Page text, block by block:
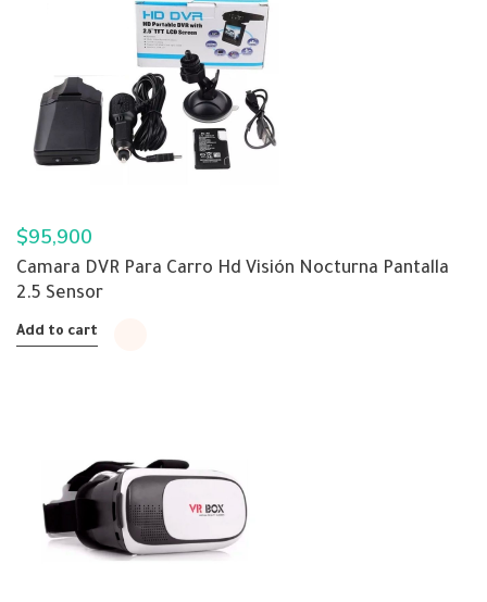
$95,900
Camara DVR Para Carro Hd Visión Nocturna Pantalla
2.5 Sensor
Add to cart